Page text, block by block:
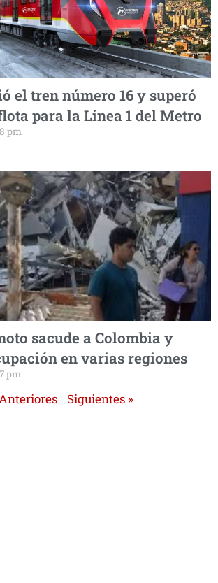
el tren número 16 y superó
para la Línea 1 del Metro
pm
sacude a Colombia y
en varias regiones
pm
Siguientes »